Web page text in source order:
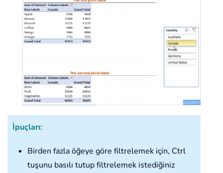
İpuçları:
Birden fazla öğeye göre filtrelemek için, Ctrl
tuşunu basılı tutup filtrelemek istediğiniz